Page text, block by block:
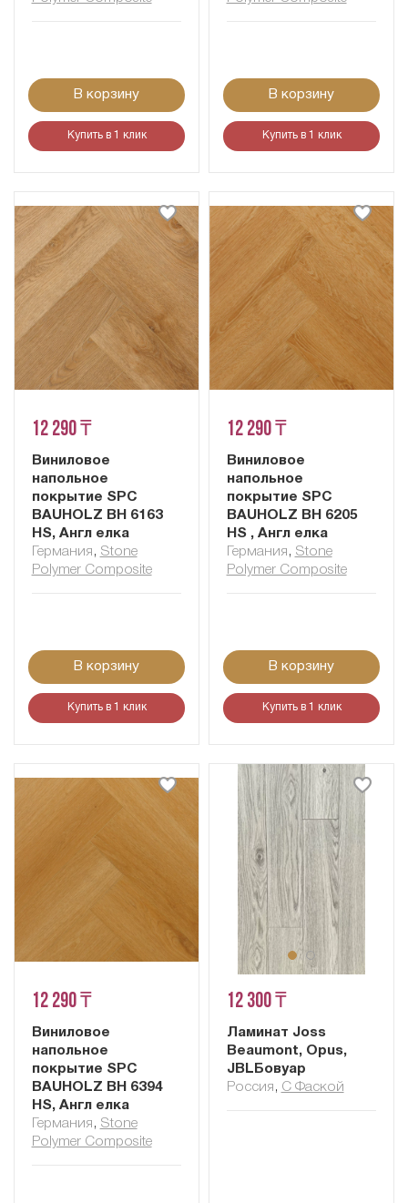
В корзину
Купить в 1 клик
В корзину
Купить в 1 клик
12 290 ₸
Виниловое
напольное
покрытие SPC
BAUHOLZ BH 6163
HS, Англ елка
Германия , Stone
Polymer Composite
В корзину
Купить в 1 клик
12 290 ₸
Виниловое
напольное
покрытие SPC
BAUHOLZ BH 6205
HS , Англ елка
Германия , Stone
Polymer Composite
В корзину
Купить в 1 клик
12 290 ₸
Виниловое
напольное
покрытие SPC
BAUHOLZ BH 6394
HS, Англ елка
Германия , Stone
Polymer Composite
12 300 ₸
Ламинат Joss
Beaumont, Opus,
JBLБовуар
Россия , С Фаской